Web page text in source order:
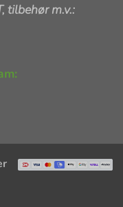
tilbehør m.v.: